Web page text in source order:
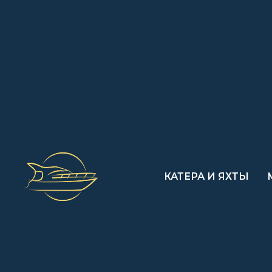
КАТЕРА И ЯХТЫ